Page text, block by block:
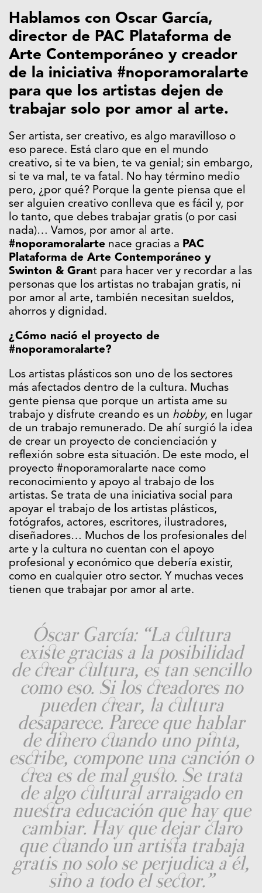
Hablamos con Oscar García,
director de PAC Plataforma de
Arte Contemporáneo y creador
de la iniciativa #noporamoralarte
para que los artistas dejen de
trabajar solo por amor al arte.
Ser artista, ser creativo, es algo maravilloso o
eso parece. Está claro que en el mundo
creativo, si te va bien, te va genial; sin embargo,
si te va mal, te va fatal. No hay término medio
pero, ¿por qué? Porque la gente piensa que el
ser alguien creativo conlleva que es fácil y, por
lo tanto, que debes trabajar gratis (o por casi
nada)… Vamos, por amor al arte.
#noporamoralarte nace gracias a PAC
Plataforma de Arte Contemporáneo y
Swinton & Grant para hacer ver y recordar a las
personas que los artistas no trabajan gratis, ni
por amor al arte, también necesitan sueldos,
ahorros y dignidad.
¿Cómo nació el proyecto de
#noporamoralarte?
Los artistas plásticos son uno de los sectores
más afectados dentro de la cultura. Muchas
gente piensa que porque un artista ame su
trabajo y disfrute creando es un hobby, en lugar
de un trabajo remunerado. De ahí surgió la idea
de crear un proyecto de concienciación y
reflexión sobre esta situación. De este modo, el
proyecto #noporamoralarte nace como
reconocimiento y apoyo al trabajo de los
artistas. Se trata de una iniciativa social para
apoyar el trabajo de los artistas plásticos,
fotógrafos, actores, escritores, ilustradores,
diseñadores… Muchos de los profesionales del
arte y la cultura no cuentan con el apoyo
profesional y económico que debería existir,
como en cualquier otro sector. Y muchas veces
tienen que trabajar por amor al arte.
Óscar García: “La cultura
existe gracias a la posibilidad
de crear cultura, es tan sencillo
como eso. Si los creadores no
pueden crear, la cultura
desaparece. Parece que hablar
de dinero cuando uno pinta,
escribe, compone una canción o
crea es de mal gusto. Se trata
de algo cultural arraigado en
nuestra educación que hay que
cambiar. Hay que dejar claro
que cuando un artista trabaja
gratis no solo se perjudica a él,
sino a todo el sector.”